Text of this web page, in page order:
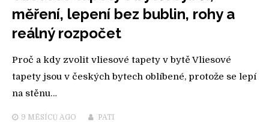
měření, lepení bez bublin, rohy a
reálný rozpočet
Proč a kdy zvolit vliesové tapety v bytě Vliesové
tapety jsou v českých bytech oblíbené, protože se lepí
na stěnu…
9 MĚSÍCŮ AGO PATI